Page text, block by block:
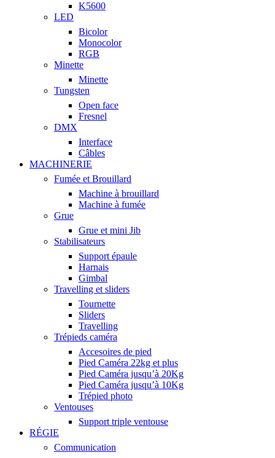
K5600
LED
Bicolor
Monocolor
RGB
Minette
Minette
Tungsten
Open face
Fresnel
DMX
Interface
Câbles
MACHINERIE
Fumée et Brouillard
Machine à brouillard
Machine à fumée
Grue
Grue et mini Jib
Stabilisateurs
Support épaule
Harnais
Gimbal
Travelling et sliders
Tournette
Sliders
Travelling
Trépieds caméra
Accesoires de pied
Pied Caméra 22kg et plus
Pied Caméra jusqu’à 20Kg
Pied Caméra jusqu’à 10Kg
Trépied photo
Ventouses
Support triple ventouse
RÉGIE
Communication